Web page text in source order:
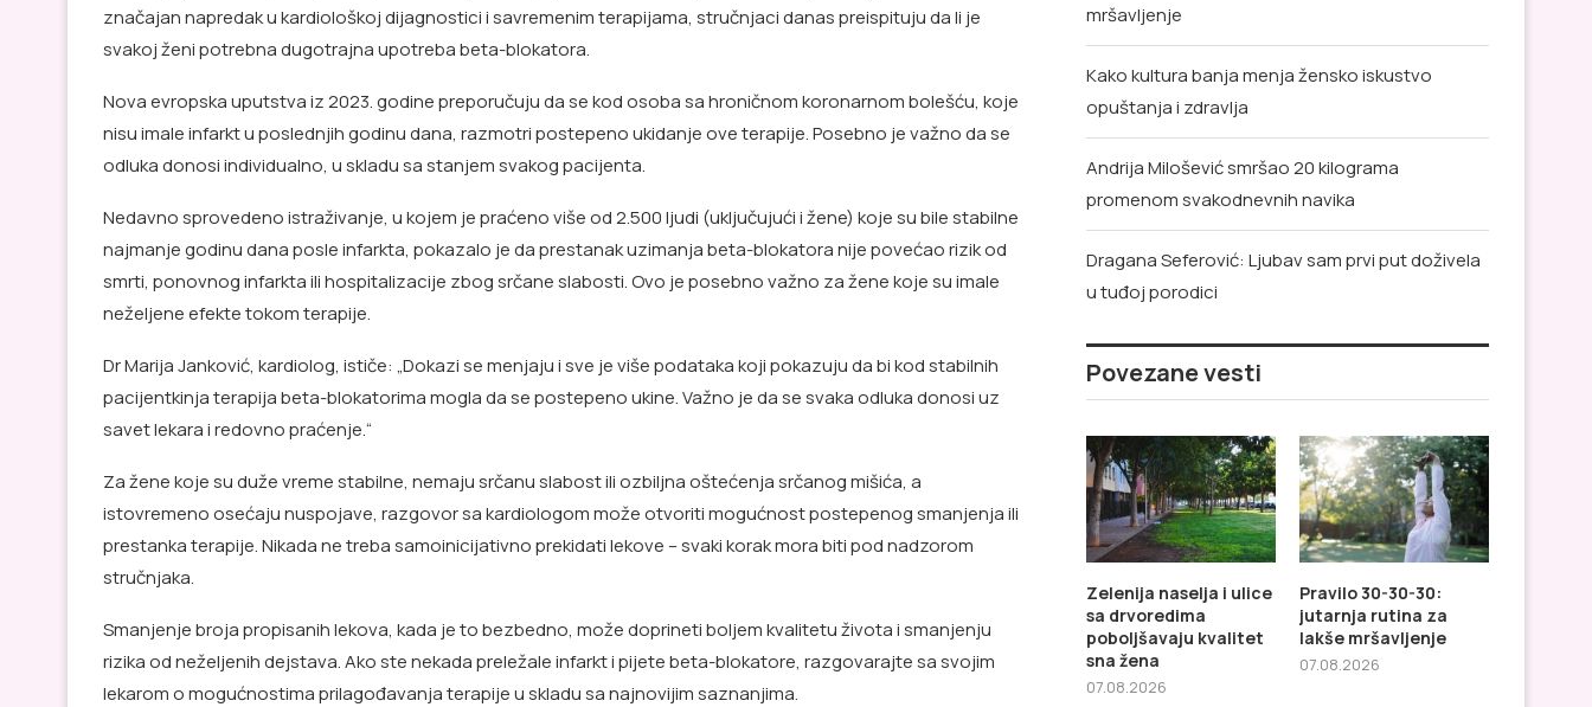
značajan napredak u kardiološkoj dijagnostici i savremenim terapijama, stručnjaci danas preispituju da li je
svakoj ženi potrebna dugotrajna upotreba beta-blokatora.
Nova evropska uputstva iz 2023. godine preporučuju da se kod osoba sa hroničnom koronarnom bolešću, koje
nisu imale infarkt u poslednjih godinu dana, razmotri postepeno ukidanje ove terapije. Posebno je važno da se
odluka donosi individualno, u skladu sa stanjem svakog pacijenta.
Nedavno sprovedeno istraživanje, u kojem je praćeno više od 2.500 ljudi (uključujući i žene) koje su bile stabilne
najmanje godinu dana posle infarkta, pokazalo je da prestanak uzimanja beta-blokatora nije povećao rizik od
smrti, ponovnog infarkta ili hospitalizacije zbog srčane slabosti. Ovo je posebno važno za žene koje su imale
neželjene efekte tokom terapije.
Dr Marija Janković, kardiolog, ističe: „Dokazi se menjaju i sve je više podataka koji pokazuju da bi kod stabilnih
pacijentkinja terapija beta-blokatorima mogla da se postepeno ukine. Važno je da se svaka odluka donosi uz
savet lekara i redovno praćenje.“
Za žene koje su duže vreme stabilne, nemaju srčanu slabost ili ozbiljna oštećenja srčanog mišića, a
istovremeno osećaju nuspojave, razgovor sa kardiologom može otvoriti mogućnost postepenog smanjenja ili
prestanka terapije. Nikada ne treba samoinicijativno prekidati lekove – svaki korak mora biti pod nadzorom
stručnjaka.
Smanjenje broja propisanih lekova, kada je to bezbedno, može doprineti boljem kvalitetu života i smanjenju
rizika od neželjenih dejstava. Ako ste nekada preležale infarkt i pijete beta-blokatore, razgovarajte sa svojim
lekarom o mogućnostima prilagođavanja terapije u skladu sa najnovijim saznanjima.
mršavljenje
Kako kultura banja menja žensko iskustvo
opuštanja i zdravlja
Andrija Milošević smršao 20 kilograma
promenom svakodnevnih navika
Dragana Seferović: Ljubav sam prvi put doživela
u tuđoj porodici
Povezane vesti
Zelenija naselja i ulice
sa drvoredima
poboljšavaju kvalitet
sna žena
07.08.2026
Pravilo 30-30-30:
jutarnja rutina za
lakše mršavljenje
07.08.2026